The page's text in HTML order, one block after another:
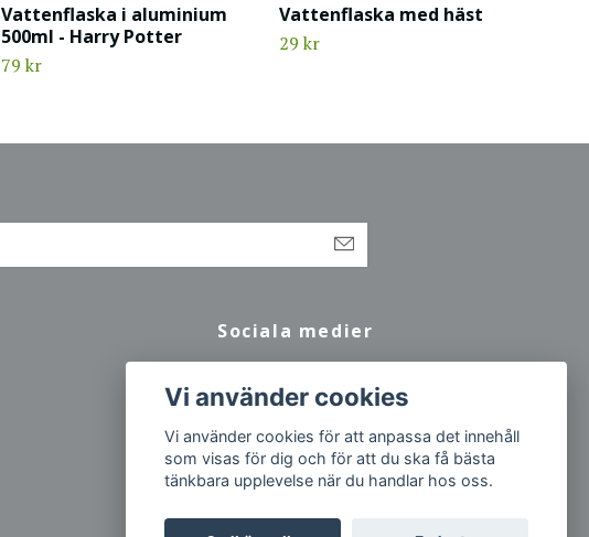
Vattenflaska i aluminium
500ml - Harry Potter
79 kr
Vattenflaska med häst
29 kr
Sociala medier
Vi använder cookies
Vi använder cookies för att anpassa det innehåll
som visas för dig och för att du ska få bästa
tänkbara upplevelse när du handlar hos oss.